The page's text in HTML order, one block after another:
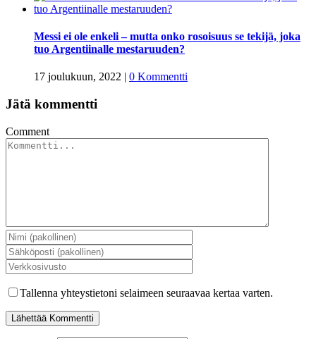
Messi ei ole enkeli – mutta onko rosoisuus se tekijä, joka
tuo Argentiinalle mestaruuden?
17 joulukuun, 2022 | 0 Kommentti
Jätä kommentti
Comment
Tallenna yhteystietoni selaimeen seuraavaa kertaa varten.